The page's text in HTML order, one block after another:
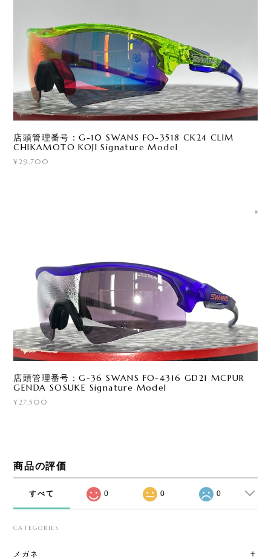
店頭管理番号：G-10 SWANS FO-3518 CK24 CLIM
CHIKAMOTO KOJI Signature Model
¥29,700
店頭管理番号：G-36 SWANS FO-4316 GD21 MCPUR
GENDA SOSUKE Signature Model
¥27,500
商品の評価
すべて 0 0 0
CATEGORIES
メガネ